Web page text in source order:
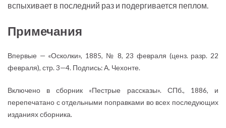
вспыхивает в последний раз и подергивается пеплом.
Примечания
Впервые — «Осколки», 1885, № 8, 23 февраля (ценз. разр. 22
февраля), стр. 3—4. Подпись: А. Чехонте.
Включено в сборник «Пестрые рассказы». СПб., 1886, и
перепечатано с отдельными поправками во всех последующих
изданиях сборника.